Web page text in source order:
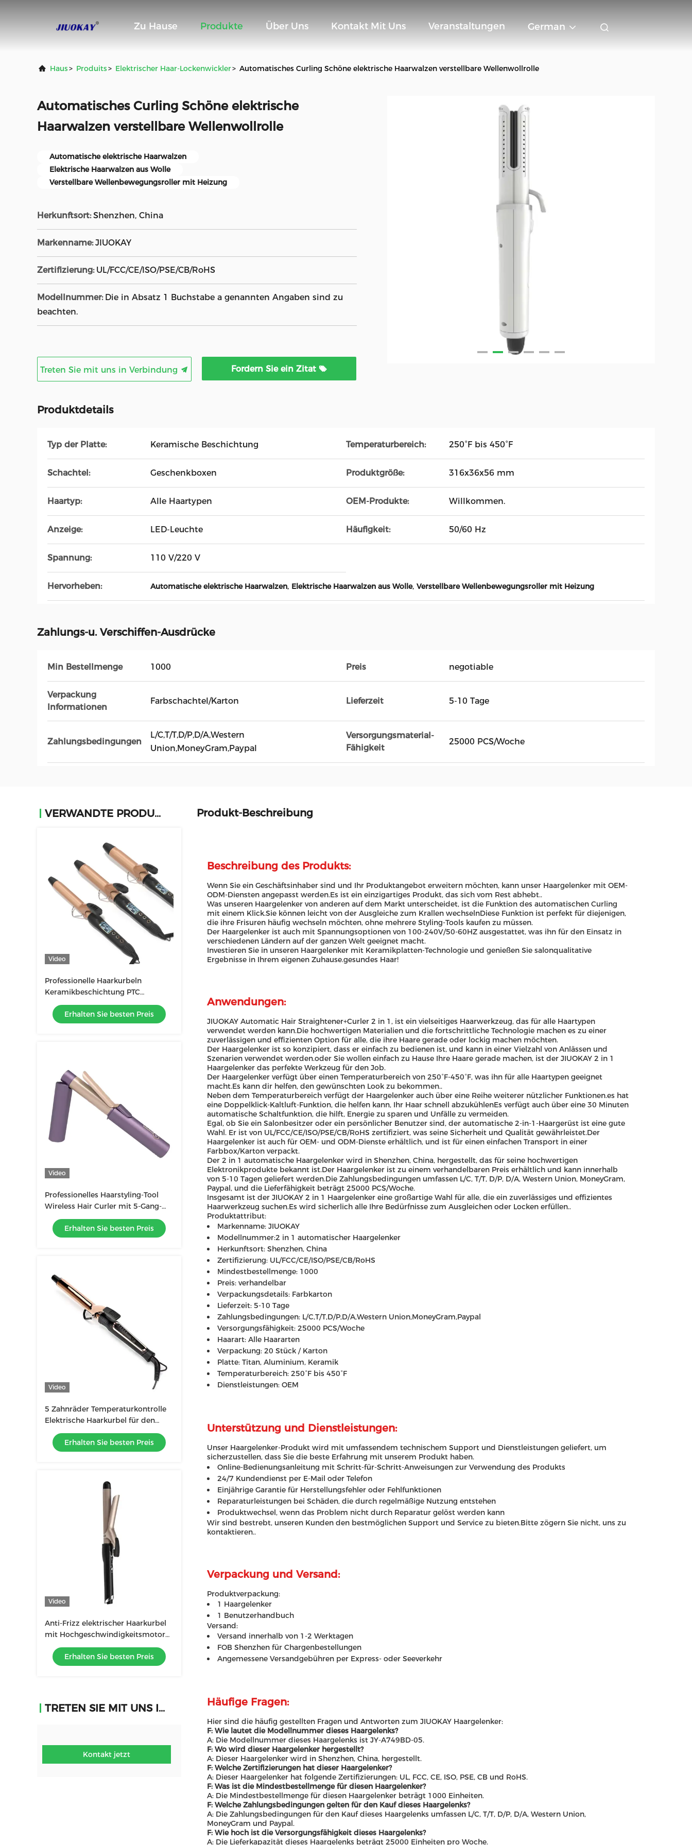
Zu Hause Produkte Über Uns Kontakt Mit Uns Veranstaltungen German
Haus> Produits> Elektrischer Haar-Lockenwickler> Automatisches Curling Schöne elektrische Haarwalzen verstellbare Wellenwollrolle
Automatisches Curling Schöne elektrische
Haarwalzen verstellbare Wellenwollrolle
Automatische elektrische Haarwalzen
Elektrische Haarwalzen aus Wolle
Verstellbare Wellenbewegungsroller mit Heizung
Herkunftsort: Shenzhen, China
Markenname: JIUOKAY
Zertifizierung: UL/FCC/CE/ISO/PSE/CB/RoHS
Modellnummer: Die in Absatz 1 Buchstabe a genannten Angaben sind zu
beachten.
Treten Sie mit uns in Verbindung Fordern Sie ein Zitat
Produktdetails
Typ der Platte: Keramische Beschichtung Temperaturbereich: 250°F bis 450°F
Schachtel: Geschenkboxen Produktgröße: 316x36x56 mm
Haartyp: Alle Haartypen OEM-Produkte: Willkommen.
Anzeige: LED-Leuchte Häufigkeit: 50/60 Hz
Spannung: 110 V/220 V
Hervorheben: Automatische elektrische Haarwalzen, Elektrische Haarwalzen aus Wolle, Verstellbare Wellenbewegungsroller mit Heizung
Zahlungs-u. Verschiffen-Ausdrücke
Min Bestellmenge 1000 Preis negotiable
Verpackung
Informationen
Farbschachtel/Karton Lieferzeit 5-10 Tage
Zahlungsbedingungen
L/C,T/T,D/P,D/A,Western
Union,MoneyGram,Paypal
Versorgungsmaterial-
Fähigkeit
25000 PCS/Woche
VERWANDTE PRODUKTE
Video
Professionelle Haarkurbeln
Keramikbeschichtung PTC
elektrische Heizung Portable
25mm 32mm 38mm
Erhalten Sie besten Preis
Video
Professionelles Haarstyling-Tool
Wireless Hair Curler mit 5-Gang-
Temperaturregelung
Erhalten Sie besten Preis
Video
5 Zahnräder Temperaturkontrolle
Elektrische Haarkurbel für den
Salon Stil Ernährtes Haar in
kürzester Zeit
Erhalten Sie besten Preis
Video
Anti-Frizz elektrischer Haarkurbel
mit Hochgeschwindigkeitsmotor
und Negativ-Ionen-Technologie
Erhalten Sie besten Preis
TRETEN SIE MIT UNS IN VERBINDUNG
Kontakt jetzt
Produkt-Beschreibung
Beschreibung des Produkts:
Wenn Sie ein Geschäftsinhaber sind und Ihr Produktangebot erweitern möchten, kann unser Haargelenker mit OEM-
ODM-Diensten angepasst werden.Es ist ein einzigartiges Produkt, das sich vom Rest abhebt..
Was unseren Haargelenker von anderen auf dem Markt unterscheidet, ist die Funktion des automatischen Curling
mit einem Klick.Sie können leicht von der Ausgleiche zum Krallen wechselnDiese Funktion ist perfekt für diejenigen,
die ihre Frisuren häufig wechseln möchten, ohne mehrere Styling-Tools kaufen zu müssen.
Der Haargelenker ist auch mit Spannungsoptionen von 100-240V/50-60HZ ausgestattet, was ihn für den Einsatz in
verschiedenen Ländern auf der ganzen Welt geeignet macht.
Investieren Sie in unseren Haargelenker mit Keramikplatten-Technologie und genießen Sie salonqualitative
Ergebnisse in Ihrem eigenen Zuhause.gesundes Haar!
Anwendungen:
JIUOKAY Automatic Hair Straightener+Curler 2 in 1, ist ein vielseitiges Haarwerkzeug, das für alle Haartypen
verwendet werden kann.Die hochwertigen Materialien und die fortschrittliche Technologie machen es zu einer
zuverlässigen und effizienten Option für alle, die ihre Haare gerade oder lockig machen möchten.
Der Haargelenker ist so konzipiert, dass er einfach zu bedienen ist, und kann in einer Vielzahl von Anlässen und
Szenarien verwendet werden.oder Sie wollen einfach zu Hause Ihre Haare gerade machen, ist der JIUOKAY 2 in 1
Haargelenker das perfekte Werkzeug für den Job.
Der Haargelenker verfügt über einen Temperaturbereich von 250°F-450°F, was ihn für alle Haartypen geeignet
macht.Es kann dir helfen, den gewünschten Look zu bekommen..
Neben dem Temperaturbereich verfügt der Haargelenker auch über eine Reihe weiterer nützlicher Funktionen.es hat
eine Doppelklick-Kaltluft-Funktion, die helfen kann, Ihr Haar schnell abzukühlenEs verfügt auch über eine 30 Minuten
automatische Schaltfunktion, die hilft, Energie zu sparen und Unfälle zu vermeiden.
Egal, ob Sie ein Salonbesitzer oder ein persönlicher Benutzer sind, der automatische 2-in-1-Haargerüst ist eine gute
Wahl. Er ist von UL/FCC/CE/ISO/PSE/CB/RoHS zertifiziert, was seine Sicherheit und Qualität gewährleistet.Der
Haargelenker ist auch für OEM- und ODM-Dienste erhältlich, und ist für einen einfachen Transport in einer
Farbbox/Karton verpackt.
Der 2 in 1 automatische Haargelenker wird in Shenzhen, China, hergestellt, das für seine hochwertigen
Elektronikprodukte bekannt ist.Der Haargelenker ist zu einem verhandelbaren Preis erhältlich und kann innerhalb
von 5-10 Tagen geliefert werden.Die Zahlungsbedingungen umfassen L/C, T/T, D/P, D/A, Western Union, MoneyGram,
Paypal, und die Lieferfähigkeit beträgt 25000 PCS/Woche.
Insgesamt ist der JIUOKAY 2 in 1 Haargelenker eine großartige Wahl für alle, die ein zuverlässiges und effizientes
Haarwerkzeug suchen.Es wird sicherlich alle Ihre Bedürfnisse zum Ausgleichen oder Locken erfüllen..
Produktattribut:
Markenname: JIUOKAY
Modellnummer:2 in 1 automatischer Haargelenker
Herkunftsort: Shenzhen, China
Zertifizierung: UL/FCC/CE/ISO/PSE/CB/RoHS
Mindestbestellmenge: 1000
Preis: verhandelbar
Verpackungsdetails: Farbkarton
Lieferzeit: 5-10 Tage
Zahlungsbedingungen: L/C,T/T,D/P,D/A,Western Union,MoneyGram,Paypal
Versorgungsfähigkeit: 25000 PCS/Woche
Haarart: Alle Haararten
Verpackung: 20 Stück / Karton
Platte: Titan, Aluminium, Keramik
Temperaturbereich: 250°F bis 450°F
Dienstleistungen: OEM
Unterstützung und Dienstleistungen:
Unser Haargelenker-Produkt wird mit umfassendem technischem Support und Dienstleistungen geliefert, um
sicherzustellen, dass Sie die beste Erfahrung mit unserem Produkt haben.
Online-Bedienungsanleitung mit Schritt-für-Schritt-Anweisungen zur Verwendung des Produkts
24/7 Kundendienst per E-Mail oder Telefon
Einjährige Garantie für Herstellungsfehler oder Fehlfunktionen
Reparaturleistungen bei Schäden, die durch regelmäßige Nutzung entstehen
Produktwechsel, wenn das Problem nicht durch Reparatur gelöst werden kann
Wir sind bestrebt, unseren Kunden den bestmöglichen Support und Service zu bieten.Bitte zögern Sie nicht, uns zu
kontaktieren..
Verpackung und Versand:
Produktverpackung:
1 Haargelenker
1 Benutzerhandbuch
Versand:
Versand innerhalb von 1-2 Werktagen
FOB Shenzhen für Chargenbestellungen
Angemessene Versandgebühren per Express- oder Seeverkehr
Häufige Fragen:
Hier sind die häufig gestellten Fragen und Antworten zum JIUOKAY Haargelenker:
F: Wie lautet die Modellnummer dieses Haargelenks?
A: Die Modellnummer dieses Haargelenks ist JY-A749BD-05.
F: Wo wird dieser Haargelenker hergestellt?
A: Dieser Haargelenker wird in Shenzhen, China, hergestellt.
F: Welche Zertifizierungen hat dieser Haargelenker?
A: Dieser Haargelenker hat folgende Zertifizierungen: UL, FCC, CE, ISO, PSE, CB und RoHS.
F: Was ist die Mindestbestellmenge für diesen Haargelenker?
A: Die Mindestbestellmenge für diesen Haargelenker beträgt 1000 Einheiten.
F: Welche Zahlungsbedingungen gelten für den Kauf dieses Haargelenks?
A: Die Zahlungsbedingungen für den Kauf dieses Haargelenks umfassen L/C, T/T, D/P, D/A, Western Union,
MoneyGram und Paypal.
F: Wie hoch ist die Versorgungsfähigkeit dieses Haargelenks?
A: Die Lieferkapazität dieses Haargelenks beträgt 25000 Einheiten pro Woche.